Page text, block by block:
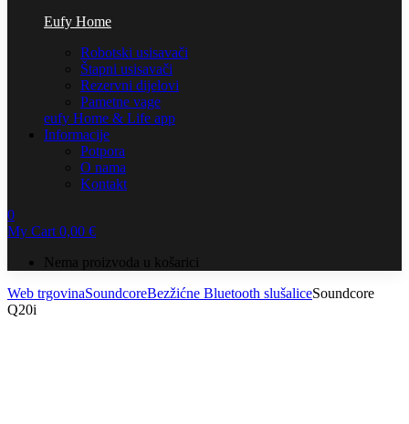
Eufy Home
Robotski usisavači
Štapni usisavači
Rezervni dijelovi
Pametne vage
eufy Home & Life app
Informacije
Potpora
O nama
Kontakt
0
My Cart0,00 €
Nema proizvoda u košarici
Web trgovinaSoundcoreBezžićne Bluetooth slušaliceSoundcore
Q20i